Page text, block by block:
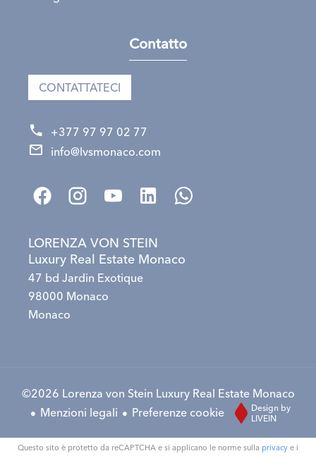
Contatto
CONTATTATECI
+377 97 97 02 77
info@lvsmonaco.com
LORENZA VON STEIN
Luxury Real Estate Monaco
47 bd Jardin Exotique
98000 Monaco
Monaco
©2026 Lorenza von Stein Luxury Real Estate Monaco
Menzioni legali
Preferenze cookie
Design by
LIVEIN
Questo sito è protetto da reCAPTCHA e si applicano le norme sulla privacy e i